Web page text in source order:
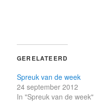
GERELATEERD
Spreuk van de week
24 september 2012
In "Spreuk van de week"